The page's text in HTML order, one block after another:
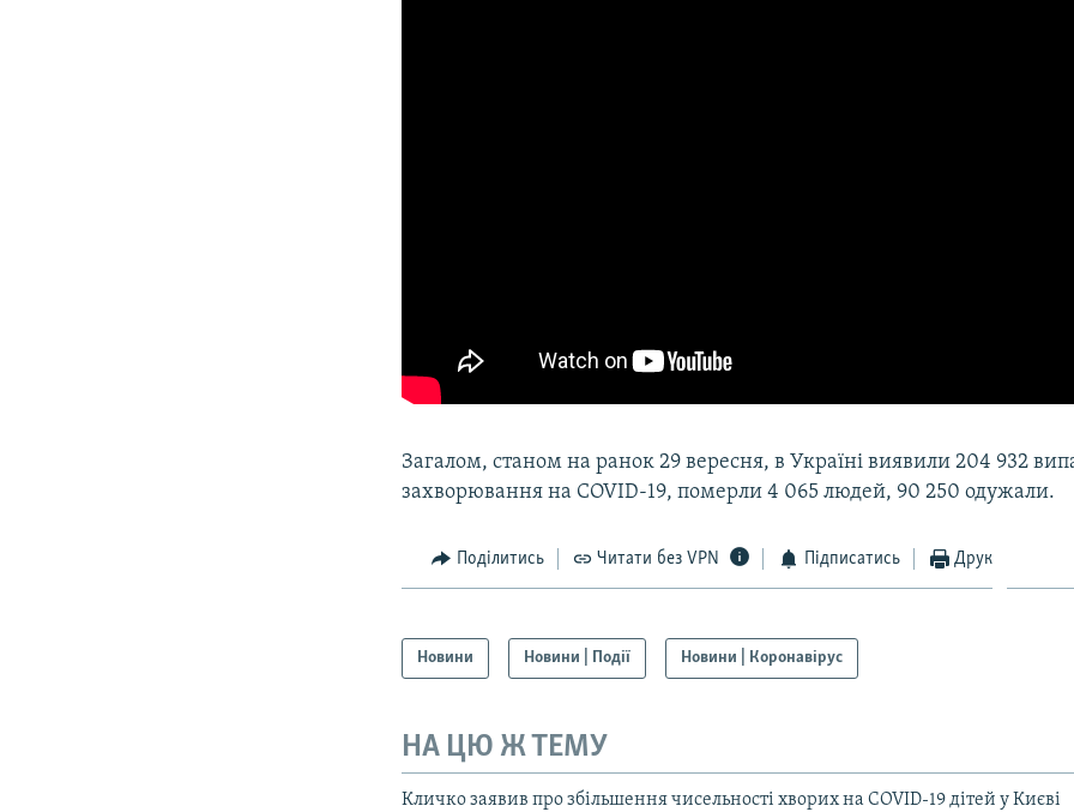
Загалом, станом на ранок 29 вересня, в Україні виявили 204 932
захворювання на COVID-19, померли 4 065 людей, 90 250 одужали.
Поділитись Читати без VPN Підписатись Друк
Новини Новини | Події Новини | Коронавірус
НА ЦЮ Ж ТЕМУ
Кличко заявив про збільшення чисельності хворих на COVID-19 дітей у Києві